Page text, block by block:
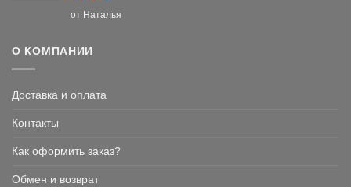
Оценка5
от Наталья
О КОМПАНИИ
Доставка и оплата
Контакты
Как оформить заказ?
Обмен и возврат